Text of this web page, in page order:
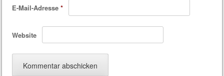
E-Mail-Adresse*
Website